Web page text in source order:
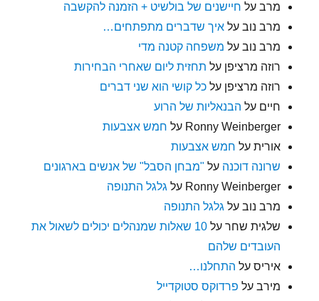
מרב על חיישנים של בולשיט + הזמנה להקשבה
מרב נוב עלאיך שדברים מתפתחים…
מרב נוב על משפחה קטנה מדי
רוזה מרציפן על תחזית ליום שאחרי הבחירות
רוזה מרציפן עלכל קושי הוא שני דברים
חיים על הבנאליות של הרוע
Ronny Weinberger על חמש אצבעות
אורית על חמש אצבעות
שרונה דוכנה על "מבחן הסבל" של אנשים בארגונים
Ronny Weinberger על גלגל התנופה
מרב נוב על גלגל התנופה
שלגית שחר על
10 שאלות שמנהלים יכולים לשאול את
העובדים שלהם
איריס על התחלנו…
מירב על פרדוקס סטוקדייל